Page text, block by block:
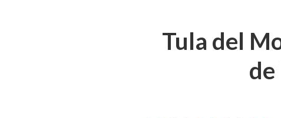
Tula del
de